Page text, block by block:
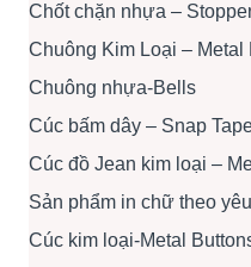
Chốt chặn nhựa –
Chuông Kim Loại – Metal
Chuông nhựa-Bells
Cúc bấm dây – Snap
Cúc đồ Jean kim loại –
Sản phẩm in chữ theo
Cúc kim loại-Metal